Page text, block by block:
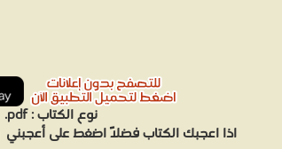
نوع الكتاب :pdf.
اذا اعجبك الكتاب فضلاً اضغط على أعجبني